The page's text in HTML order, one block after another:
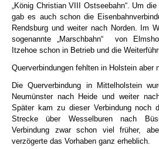
„König Christian VIII Ostseebahn“. Um
gab es auch schon die
Rendsburg und weiter nach Norden. Im
sogenannte „Marschbahn“
von
Itzehoe schon in Betrieb und die
Querverbindungen fehlten in Holstein aber
Die Querverbindung in Mittelholstein
Neumünster nach Heide und weiter
Später kam zu dieser Verbindung noch
Strecke über Wesselburen nach
Verbindung zwar schon viel früher,
verzögerte das Vorhaben ganz erheblich.